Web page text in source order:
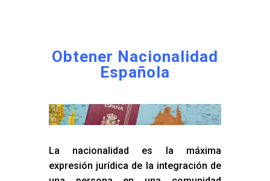
Obtener Nacionalidad
Española
La nacionalidad es la máxima
expresión jurídica de la integración de